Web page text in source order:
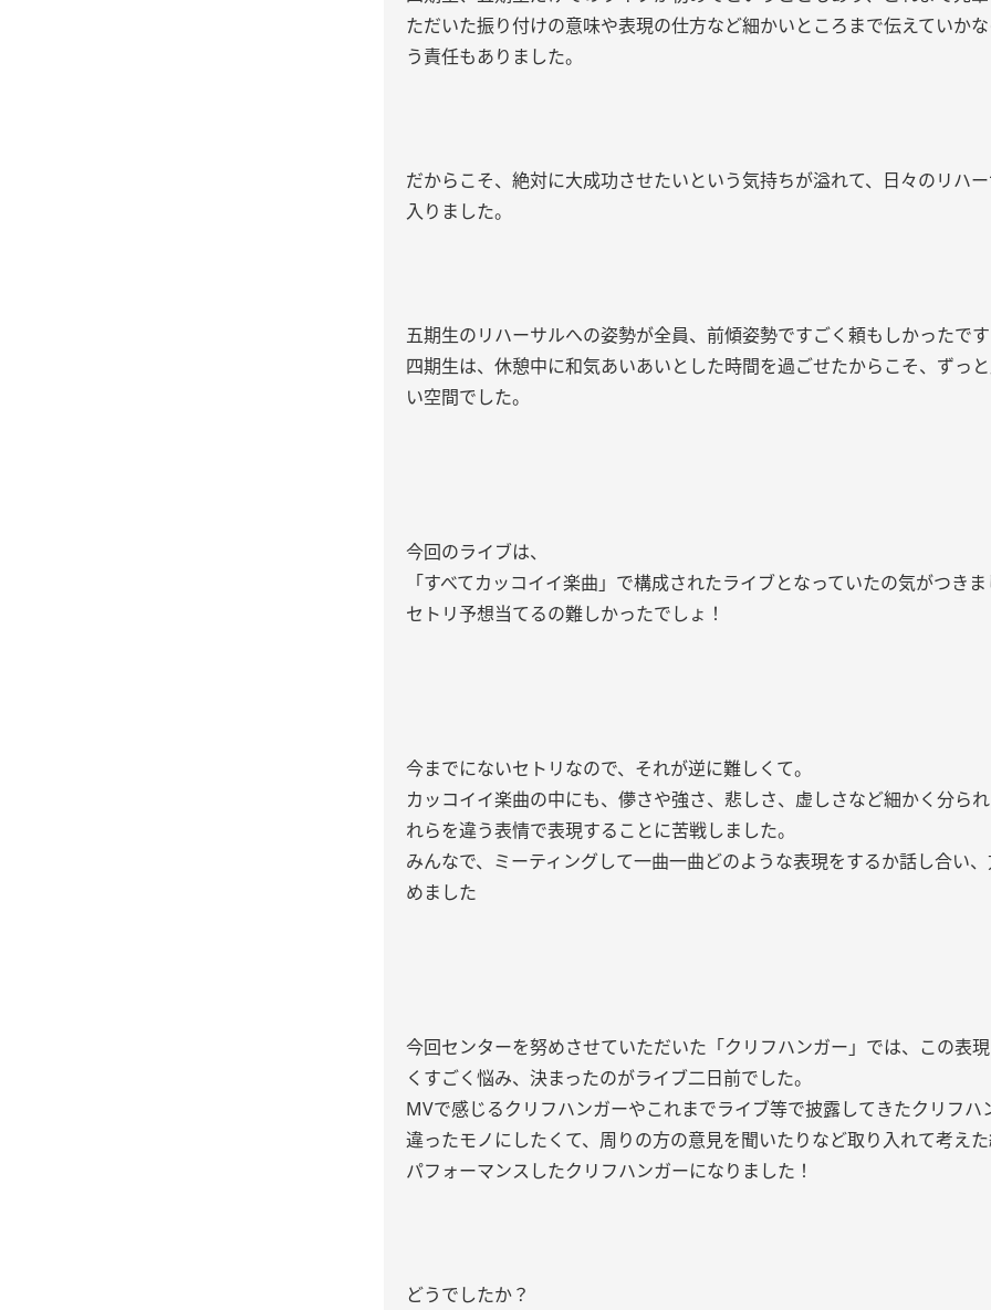
ただいた振り付けの意味や表現の仕方など細かいところまで伝えていか
う責任もありました。
だからこそ、絶対に大成功させたいという気持ちが溢れて、日々のリハ
入りました。
五期生のリハーサルへの姿勢が全員、前傾姿勢ですごく頼もしかったで
四期生は、休憩中に和気あいあいとした時間を過ごせたからこそ、ずっ
い空間でした。
今回のライブは、
「すべてカッコイイ楽曲」で構成されたライブとなっていたの気がつき
セトリ予想当てるの難しかったでしょ！
今までにないセトリなので、それが逆に難しくて。
カッコイイ楽曲の中にも、儚さや強さ、悲しさ、虚しさなど細かく分ら
れらを違う表情で表現することに苦戦しました。
みんなで、ミーティングして一曲一曲どのような表現をするか話し合い
めました
今回センターを努めさせていただいた「クリフハンガー」では、この表
くすごく悩み、決まったのがライブ二日前でした。
MVで感じるクリフハンガーやこれまでライブ等で披露してきたクリフハ
違ったモノにしたくて、周りの方の意見を聞いたりなど取り入れて考え
パフォーマンスしたクリフハンガーになりました！
どうでしたか？